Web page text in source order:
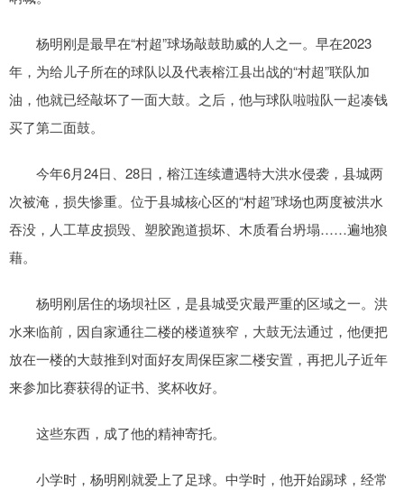
杨明刚是最早在“村超”球场敲鼓助威的人之一。早在2023
年，为给儿子所在的球队以及代表榕江县出战的“村超”联队加
油，他就已经敲坏了一面大鼓。之后，他与球队啦啦队一起凑钱
买了第二面鼓。
今年6月24日、28日，榕江连续遭遇特大洪水侵袭，县城两
次被淹，损失惨重。位于县城核心区的“村超”球场也两度被洪水
吞没，人工草皮损毁、塑胶跑道损坏、木质看台坍塌……遍地狼
藉。
杨明刚居住的场坝社区，是县城受灾最严重的区域之一。洪
水来临前，因自家通往二楼的楼道狭窄，大鼓无法通过，他便把
放在一楼的大鼓推到对面好友周保臣家二楼安置，再把儿子近年
来参加比赛获得的证书、奖杯收好。
这些东西，成了他的精神寄托。
小学时，杨明刚就爱上了足球。中学时，他开始踢球，经常